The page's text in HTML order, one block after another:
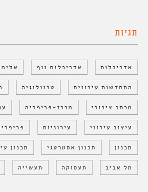
תגיות
אדריכלות אדריכלות נוף
התחדשות עירונית טכנולוגיה
מרחב ציבורי מרכז-פריפריה
עיצוב עירוני עירוניות
תכנון תכנון אסטרטגי תכנון
תל אביב תעסוקה תעשייה